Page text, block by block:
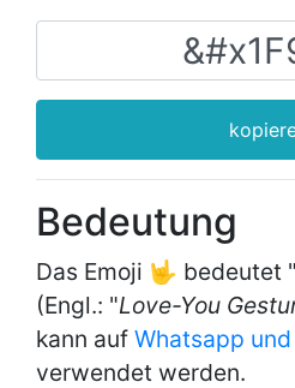
Bedeutung
Das Emoji 🤟 bedeutet "
(Engl.: "Love-You
kann auf Whatsapp
verwendet werden.